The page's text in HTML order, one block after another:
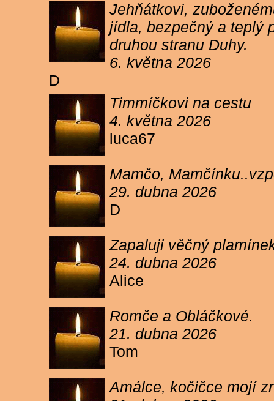
Jehňátkovi,
jídla, bezpečný a teplý
druhou stranu Duhy.
6. května 2026
D
Timmíčkovi na cestu
4. května 2026
luca67
Mamčo,
29. dubna 2026
D
Zapaluji věčný
24. dubna 2026
Alice
Romče a Obláčkové.
21. dubna 2026
Tom
Amálce, kočičce mojí